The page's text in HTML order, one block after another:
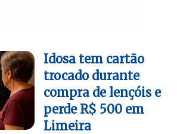
Idosa tem cartão
trocado durante
compra de lençóis e
perde R$ 500 em
Limeira